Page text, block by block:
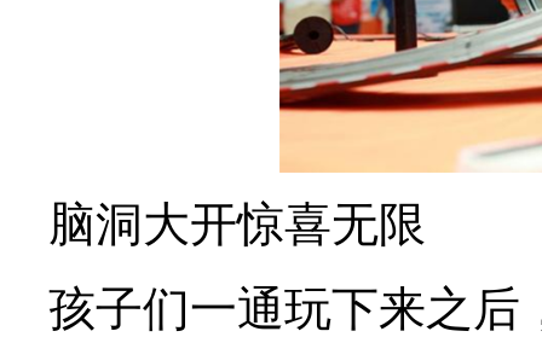
脑洞大开惊喜无限
孩子们一通玩下来之后